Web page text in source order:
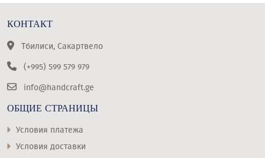
КОНТАКТ
Тбилиси, Сакартвело
(+995) 599 579 979
info@handcraft.ge
ОБЩИЕ СТРАНИЦЫ
Условия платежа
Условия доставки